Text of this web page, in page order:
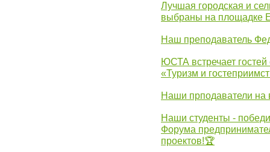
Лучшая городская и
выбраны на площадке
Наш преподаватель
ЮСТА встречает гостей
«Туризм и
Наши прподаватели
Наши студенты -
Форума
проектов!🏆